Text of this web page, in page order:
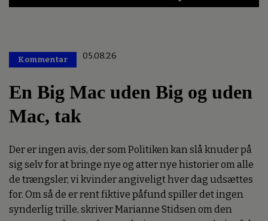
Kommentar 05.08.26
En Big Mac uden Big og uden
Mac, tak
Der er ingen avis, der som Politiken kan slå knuder på
sig selv for at bringe nye og atter nye historier om alle
de trængsler, vi kvinder angiveligt hver dag udsættes
for. Om så de er rent fiktive påfund spiller det ingen
synderlig trille, skriver Marianne Stidsen om den